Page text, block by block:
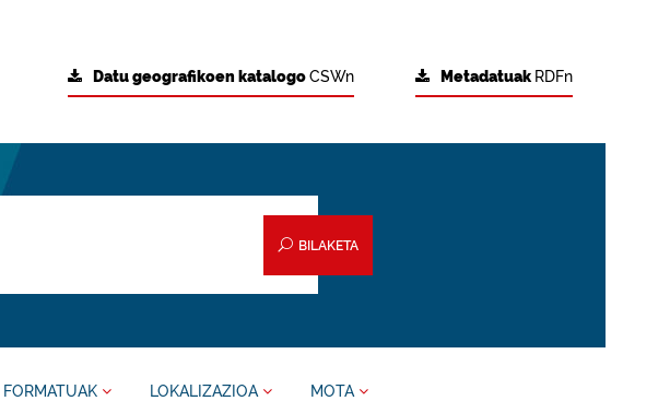
Metadatuak RDFn
Datu geografikoen katalogoCSWn
BILAKETA
FORMATUAK LOKALIZAZIOA MOTA